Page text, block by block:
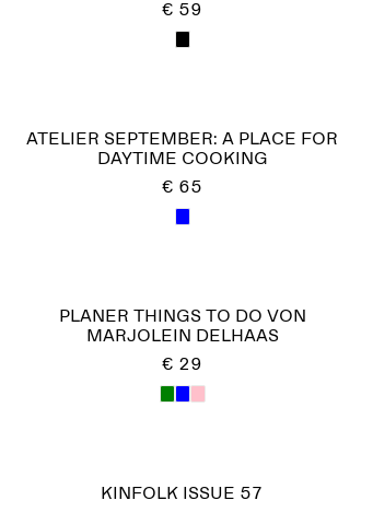
€ 59
ATELIER SEPTEMBER: A PLACE FOR
DAYTIME COOKING
€ 65
PLANER THINGS TO DO VON
MARJOLEIN DELHAAS
€ 29
KINFOLK ISSUE 57